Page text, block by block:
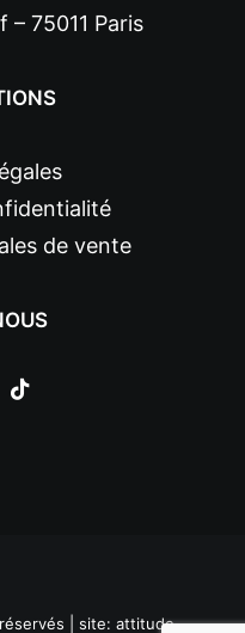
– 75011 Paris
de vente
| site: attitude